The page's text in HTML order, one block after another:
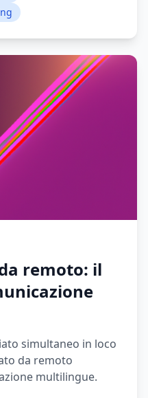
remoto: il
simultaneo in loco
da remoto
multilingue.